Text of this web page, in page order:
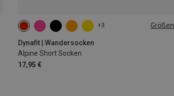
+3 Größen
Dynafit | Wandersocken
Alpine Short Socken
17,95 €
39|40|41|42 43|44|45|46